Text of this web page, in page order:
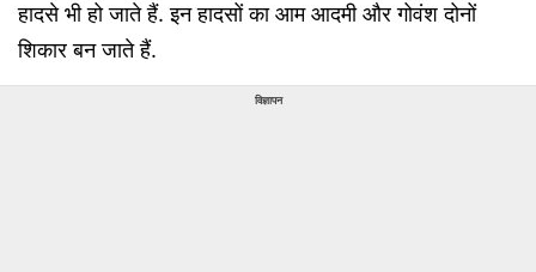
हादसे भी हो जाते हैं. इन हादसों का आम आदमी और गोवंश दोनों
शिकार बन जाते हैं.
विज्ञापन